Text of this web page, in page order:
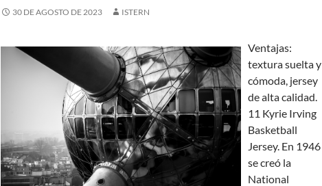
30 DE AGOSTO DE 2023 ISTERN
Ventajas:
textura suelta y
cómoda, jersey
de alta calidad.
11 Kyrie Irving
Basketball
Jersey. En 1946
se creó la
National